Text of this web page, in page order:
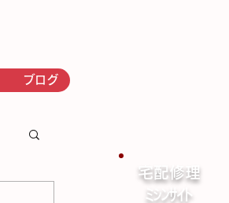
宅配修理
​ﾐｼﾝｻｲﾄ
ブログ